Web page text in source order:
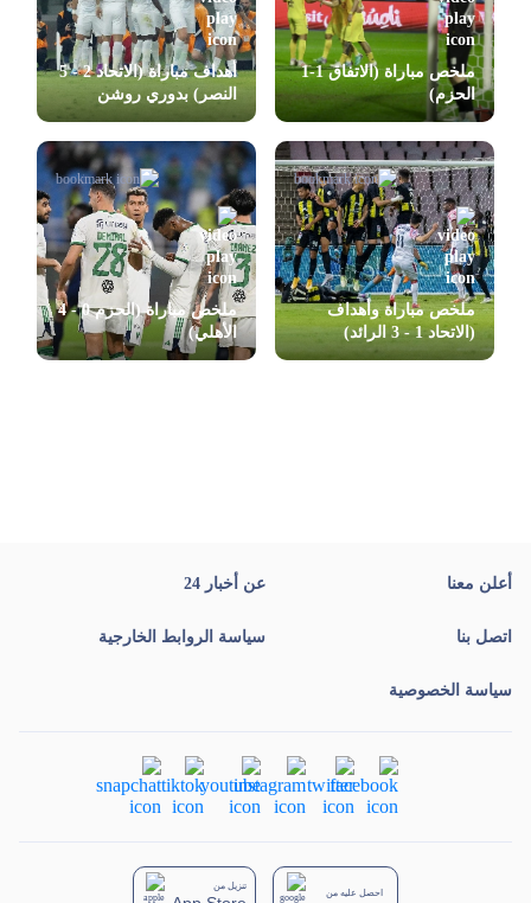
ملخص مباراة (الاتفاق 1-1
الحزم)
أهداف مباراة (الاتحاد 2 - 5
النصر) بدوري روشن
ملخص مباراة وأهداف
(الاتحاد 1 - 3 الرائد)
ملخص مباراة (الحزم 0 - 4
الأهلي)
أعلن معنا عن أخبار 24
اتصل بنا سياسة الروابط الخارجية
سياسة الخصوصية
تنزيل من
احصل عليه من